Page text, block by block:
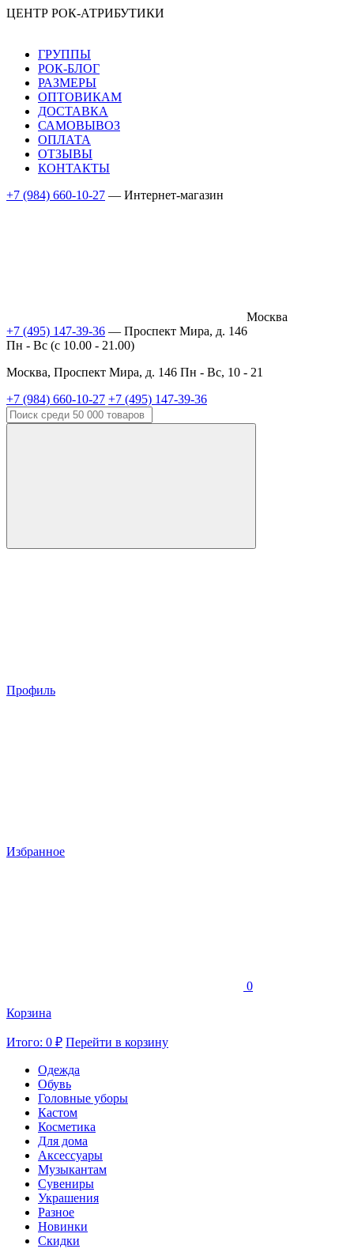
ЦЕНТР РОК-АТРИБУТИКИ
ГРУППЫ
РОК-БЛОГ
РАЗМЕРЫ
ОПТОВИКАМ
ДОСТАВКА
САМОВЫВОЗ
ОПЛАТА
ОТЗЫВЫ
КОНТАКТЫ
+7 (984) 660-10-27 — Интернет-магазин
Москва
+7 (495) 147-39-36 — Проспект Мира, д. 146
Пн - Вс (c 10.00 - 21.00)
Москва, Проспект Мира, д. 146 Пн - Вс, 10 - 21
+7 (984) 660-10-27 +7 (495) 147-39-36
Профиль
Избранное
0
Корзина
Итого: 0 ₽ Перейти в корзину
Одежда
Обувь
Головные уборы
Кастом
Косметика
Для дома
Аксессуары
Музыкантам
Сувениры
Украшения
Разное
Новинки
Скидки